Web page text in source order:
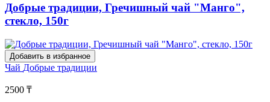
Добрые традиции, Гречишный чай "Манго",
стекло, 150г
Добавить в избранное
Чай Добрые традиции
2500 ₸